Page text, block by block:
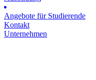
Angebote für Studierende
Kontakt
Unternehmen